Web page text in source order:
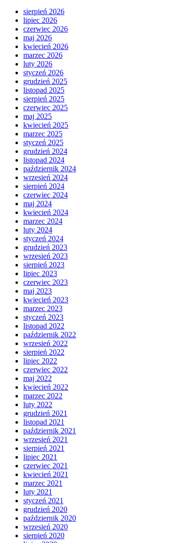
sierpień 2026
lipiec 2026
czerwiec 2026
maj 2026
kwiecień 2026
marzec 2026
luty 2026
styczeń 2026
grudzień 2025
listopad 2025
sierpień 2025
czerwiec 2025
maj 2025
kwiecień 2025
marzec 2025
styczeń 2025
grudzień 2024
listopad 2024
październik 2024
wrzesień 2024
sierpień 2024
czerwiec 2024
maj 2024
kwiecień 2024
marzec 2024
luty 2024
styczeń 2024
grudzień 2023
wrzesień 2023
sierpień 2023
lipiec 2023
czerwiec 2023
maj 2023
kwiecień 2023
marzec 2023
styczeń 2023
listopad 2022
październik 2022
wrzesień 2022
sierpień 2022
lipiec 2022
czerwiec 2022
maj 2022
kwiecień 2022
marzec 2022
luty 2022
grudzień 2021
listopad 2021
październik 2021
wrzesień 2021
sierpień 2021
lipiec 2021
czerwiec 2021
kwiecień 2021
marzec 2021
luty 2021
styczeń 2021
grudzień 2020
październik 2020
wrzesień 2020
sierpień 2020